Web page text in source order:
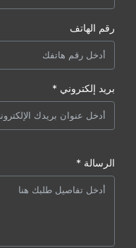
رقم الهاتف
بريد إلكتروني *
الرسالة *